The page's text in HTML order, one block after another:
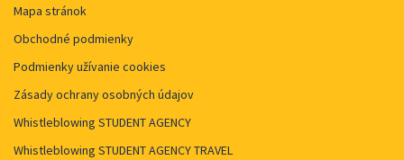
Mapa stránok
Obchodné podmienky
Podmienky užívanie cookies
Zásady ochrany osobných údajov
Whistleblowing STUDENT AGENCY
Whistleblowing STUDENT AGENCY TRAVEL